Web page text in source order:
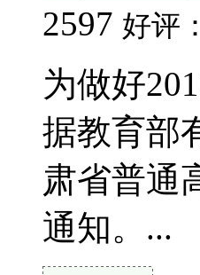
2597 好评：
为做好
据教育部
肃省普通
通知。...